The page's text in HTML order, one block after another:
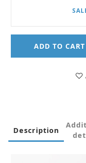
ADD TO CART
Description